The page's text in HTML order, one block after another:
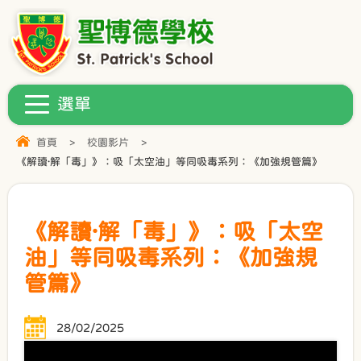
首頁 > 校園影片
>
《解讀·解「毒」》：吸「太空油」等同吸毒系列：《加強規管篇》
《解讀·解「毒」》：吸「太空
油」等同吸毒系列：《加強規
管篇》
28/02/2025